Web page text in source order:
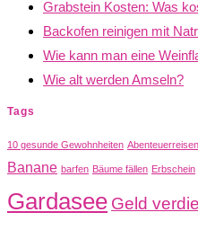
Grabstein Kosten: Was
Backofen reinigen mit
Wie kann man eine
Wie alt werden Amseln?
Tags
10 gesunde Gewohnheiten Abenteuerreisen
Banane barfen Bäume fällen Erbschein
Gardasee Geld